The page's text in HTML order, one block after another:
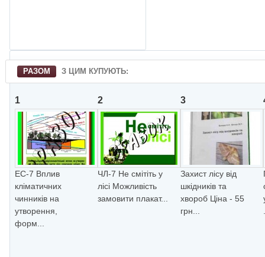
РАЗОМ З ЦИМ КУПУЮТЬ:
1
ЕС-7 Вплив
клiматичних
чинникiв на
утворення,
форм...
2
ЧЛ-7 Не смiтiть у
лiсi Можливiсть
замовити плакат...
3
Захист лісу від
шкідників та
хвороб Ціна - 55
грн...